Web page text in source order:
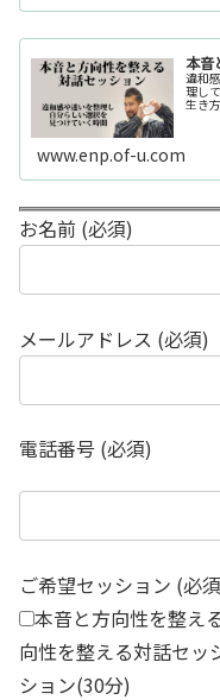
本音
違和
理し
生き
ード
www.enp.of-u.com
お名前 (必須)
メールアドレス (必須)
電話番号 (必須)
ご希望セッション (必
本音と方向性を整え
向性を整える対話セッ
ション(30分)